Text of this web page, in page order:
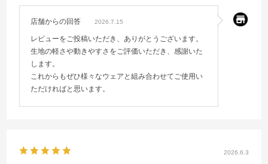
店舗からの回答 2026.7.15
レビューをご投稿いただき、ありがとうございます。
生地の軽さや動きやすさをご評価いただき、感謝いた
します。
これからもぜひ様々なウェアと組み合わせてご使用い
ただければと思います。
2026.6.3